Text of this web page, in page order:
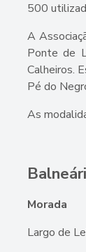
500
A
Ponte de
Calheiros.
Pé do
As
Morada
Largo de